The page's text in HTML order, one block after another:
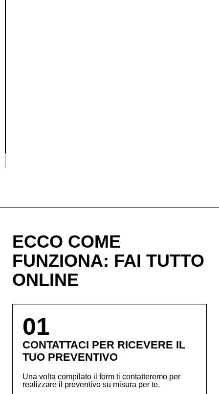
ECCO COME
FUNZIONA: FAI TUTTO
ONLINE
01
CONTATTACI PER RICEVERE IL
TUO PREVENTIVO
Una volta compilato il form ti contatteremo per
realizzare il preventivo su misura per te.